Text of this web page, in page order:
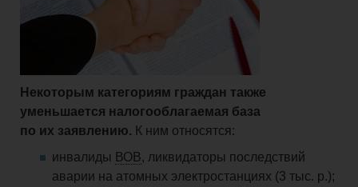
Некоторым категориям граждан также
уменьшается налогооблагаемая база
по их заявлению. К ним относятся:
инвалиды ВОВ, ликвидаторы последствий
аварии на атомных электростанциях (3 тыс. р.);